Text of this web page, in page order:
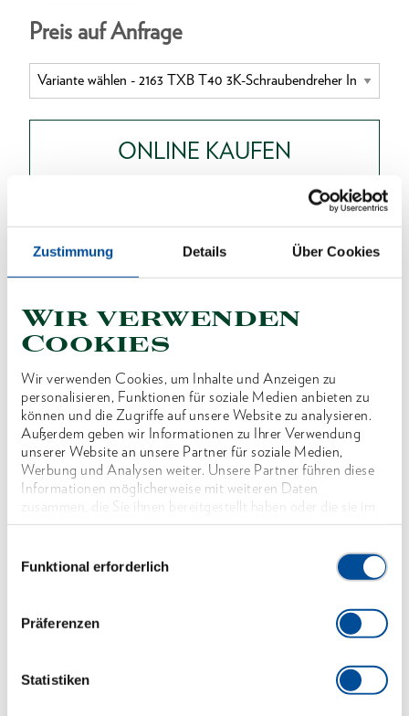
Zustimmung Details Über Cookies
Wir verwenden
Cookies
Wir verwenden Cookies, um Inhalte und Anzeigen zu
personalisieren, Funktionen für soziale Medien anbieten zu
können und die Zugriffe auf unsere Website zu analysieren.
Außerdem geben wir Informationen zu Ihrer Verwendung
unserer Website an unsere Partner für soziale Medien,
Werbung und Analysen weiter. Unsere Partner führen diese
Informationen möglicherweise mit weiteren Daten
zusammen, die Sie ihnen bereitgestellt haben oder die sie im
Rahmen Ihrer Nutzung der Dienste gesammelt haben. Unsere
Funktional erforderlich
Präferenzen
Statistiken
Preis auf Anfrage
ONLINE KAUFEN
HÄNDLER FINDEN
Produktbeschreibung
Aufhängeloch
Ergonomische Griffform für präzises,
ermüdungsfreies Arbeiten
Formschlüssige Verbindung von Griff und Klinge
für optimale Kraftübertragung
Klinge aus Molybdän-Vanadium-Stahl, vergütet
Abmessungen und Gewichte
Lieferumfang